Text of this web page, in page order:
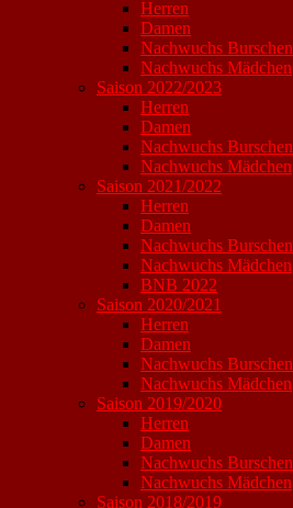
Herren
Damen
Nachwuchs Burschen
Nachwuchs Mädchen
Saison 2022/2023
Herren
Damen
Nachwuchs Burschen
Nachwuchs Mädchen
Saison 2021/2022
Herren
Damen
Nachwuchs Burschen
Nachwuchs Mädchen
BNB 2022
Saison 2020/2021
Herren
Damen
Nachwuchs Burschen
Nachwuchs Mädchen
Saison 2019/2020
Herren
Damen
Nachwuchs Burschen
Nachwuchs Mädchen
Saison 2018/2019